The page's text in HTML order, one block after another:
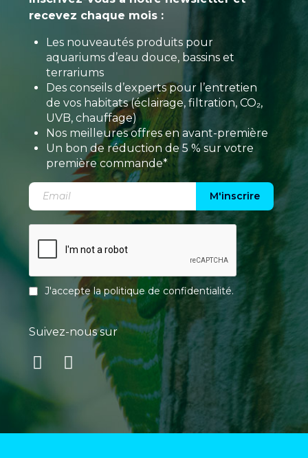
recevez chaque mois :
Les nouveautés produits pour
aquariums d’eau douce, bassins et
terrariums
Des conseils d’experts pour l’entretien
de vos habitats (éclairage, filtration, CO₂,
UVB, chauffage)
Nos meilleures offres en avant-première
Un bon de réduction de 5 % sur votre
première commande*
M'inscrire
J'accepte lapolitique de confidentialité.
Suivez-nous sur